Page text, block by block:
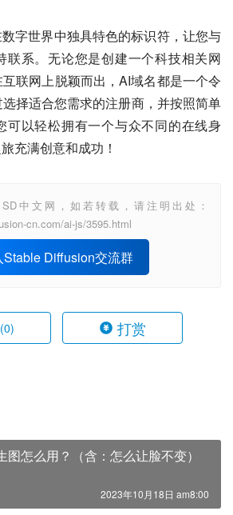
字世界中独具特色的标识符，让您与
联系。无论您是创建一个科技相关网
联网上脱颖而出，AI域名都是一个令
择适合您需求的注册商，并按照简单
可以轻松拥有一个与众不同的在线身
充满创意和成功！
中文网，如若转载，请注明出处：
cn.com/ai-js/3595.html
Stable Diffusion交流群
(0) 打赏
怎么用？（含：怎么让脸不变）
2023年10月18日 am8:00